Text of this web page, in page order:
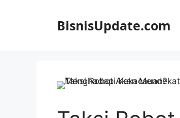
BisnisUpdate.com